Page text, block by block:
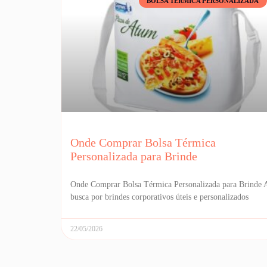
Onde Comprar Bolsa Térmica
Personalizada para Brinde
Onde Comprar Bolsa Térmica Personalizada para Brinde
busca por brindes corporativos úteis e personalizados
22/05/2026